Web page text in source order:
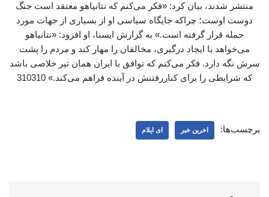
منتشر شدند، بیان کرد: «فکر می‌کنم که نتانیاهو معتقد است جنگ
دوست اوست؛ چراکه جایگاه سیاسی او از بسیاری از جهات مورد
حمله قرار گرفته است.» به گزارش ایسنا، او افزود: «نتانیاهو
می‌خواهد با ایجاد درگیری، مخالفان را مهار کند و مردم را پشت
سرش نگه دارد. فکر می‌کنم که توافق با ایران همان تیر خلاصی باشد
که شرایطی را برای کناررفتنش در آینده فراهم می‌کند.» 310310
برچسب‌ها: اخرین خبر ای ایلام